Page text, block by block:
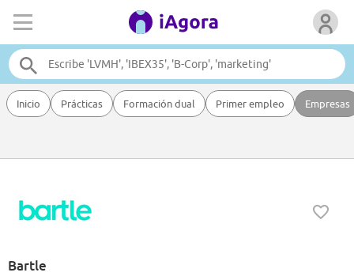
Inicio Prácticas Formación dual Primer empleo Empresas
Bartle